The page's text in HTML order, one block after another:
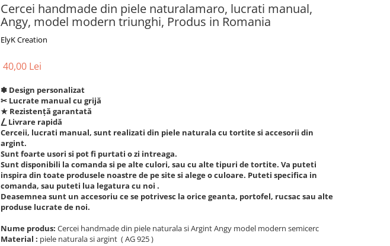
Cercei handmade din piele naturalamaro, lucrati manual,
Angy, model modern triunghi, Produs in Romania
ElyK Creation
40,00 Lei
✽ Design personalizat
✂︎ Lucrate manual cu grijă
★ Rezistență garantată
⎳ Livrare rapidă
Cerceii, lucrati manual, sunt realizati din piele naturala cu tortite si accesorii din
argint.
Sunt foarte usori si pot fi purtati o zi intreaga.
Sunt disponibili la comanda si pe alte culori, sau cu alte tipuri de tortite. Va puteti
inspira din toate produsele noastre de pe site si alege o culoare. Puteti specifica in
comanda, sau puteti lua legatura cu noi .
Deasemnea sunt un accesoriu ce se potrivesc la orice geanta, portofel, rucsac sau alte
produse lucrate de noi.
Nume produs: Cercei handmade din piele naturala si Argint Angy model modern semicerc
Material : piele naturala si argint ( AG 925 )